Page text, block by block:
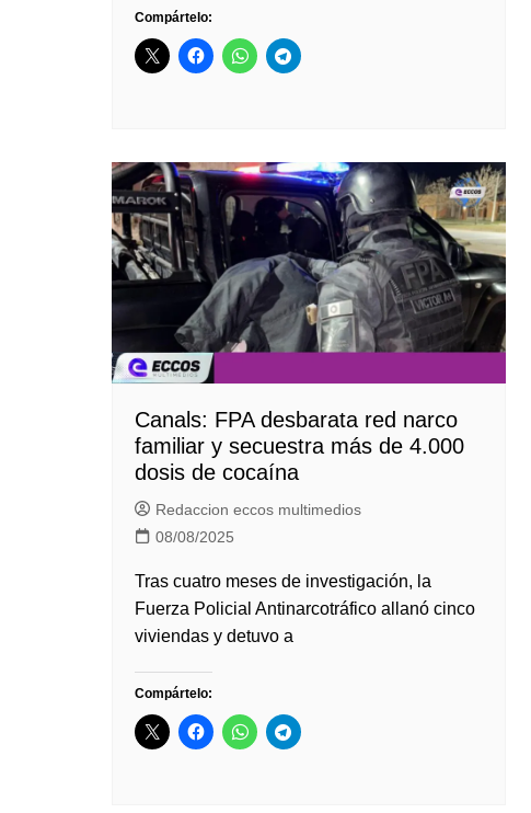
Compártelo:
Canals: FPA desbarata red narco
familiar y secuestra más de 4.000
dosis de cocaína
Redaccion eccos multimedios
08/08/2025
Tras cuatro meses de investigación, la
Fuerza Policial Antinarcotráfico allanó cinco
viviendas y detuvo a
Compártelo: